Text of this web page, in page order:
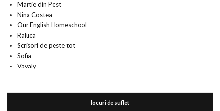
Martie din Post
Nina Costea
Our English Homeschool
Raluca
Scrisori de peste tot
Sofia
Vavaly
locuri de suflet